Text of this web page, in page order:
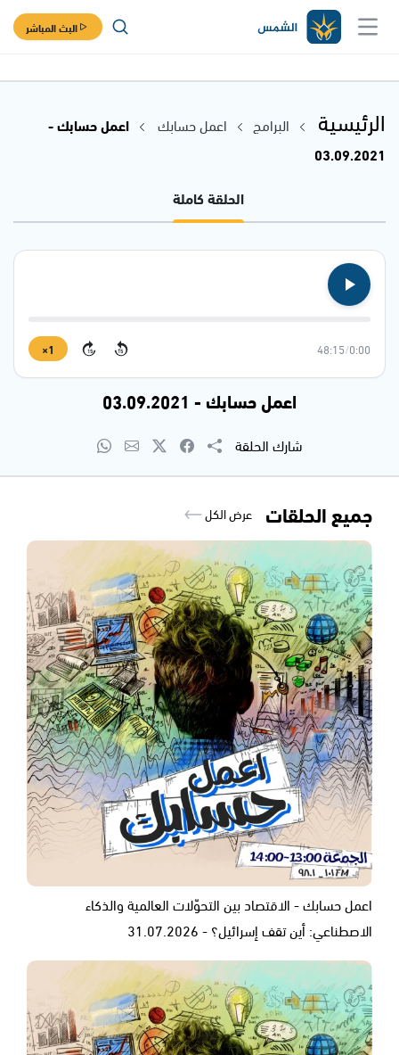
البث المباشر
الرئيسية البرامج اعمل حسابك
اعمل حسابك -
03.09.2021
الحلقة كاملة
0:00
/
48:15
15
15
1×
اعمل حسابك - 03.09.2021
شارك الحلقة
جميع الحلقات عرض الكل
اعمل حسابك - الاقتصاد بين التحوّلات العالمية والذكاء
الاصطناعي: أين تقف إسرائيل؟ - 31.07.2026